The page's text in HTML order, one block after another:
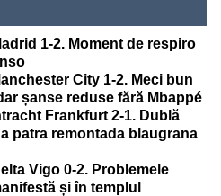
1-2. Moment de respiro
City 1-2. Meci bun
șanse reduse fără Mbappé
Frankfurt 2-1. Dublă
patra remontada blaugrana
Vigo 0-2. Problemele
și în templul